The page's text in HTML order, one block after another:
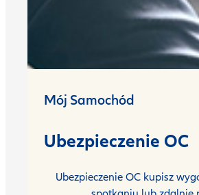
Mój Samochód
Ubezpieczenie OC
Ubezpieczenie OC kupisz